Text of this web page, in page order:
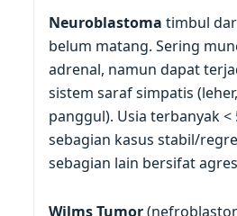
Neuroblastoma timbul
belum matang. Sering
adrenal, namun dapat
sistem saraf simpatis
panggul). Usia terbanyak <
sebagian kasus stabil/
sebagian lain bersifat
Wilms Tumor